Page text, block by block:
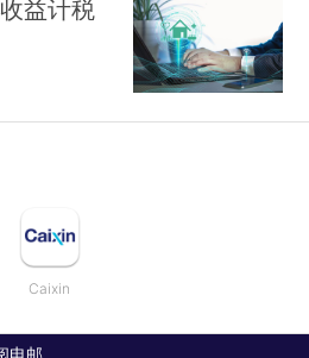
益计税
Caixin
电邮